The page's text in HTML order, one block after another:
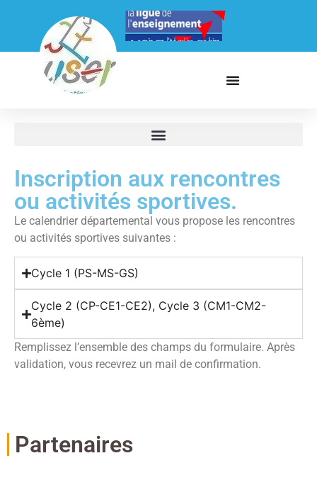
Inscription aux rencontres
ou activités sportives.
Le calendrier départemental vous propose les rencontres
ou activités sportives suivantes :
Cycle 1 (PS-MS-GS)
Cycle 2 (CP-CE1-CE2), Cycle 3 (CM1-CM2-
6ème)
Remplissez l’ensemble des champs du formulaire. Après
validation, vous recevrez un mail de confirmation.
Partenaires